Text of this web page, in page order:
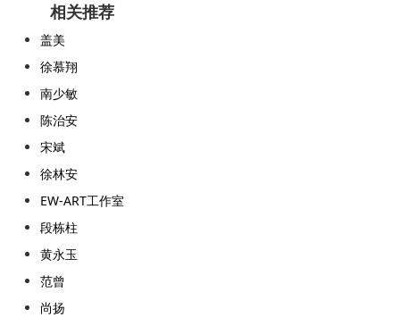
相关推荐
盖美
徐慕翔
南少敏
陈治安
宋斌
徐林安
EW-ART工作室
段栋柱
黄永玉
范曾
尚扬